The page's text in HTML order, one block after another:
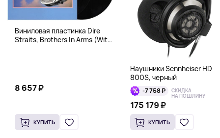
Виниловая пластинка Dire
Straits, Brothers In Arms (With
8 657 ₽
КУПИТЬ
Наушники Sennheiser HD
800S, черный
-7 758 ₽ СКИДКА
НА ПОШЛИНУ
175 179 ₽
КУПИТЬ